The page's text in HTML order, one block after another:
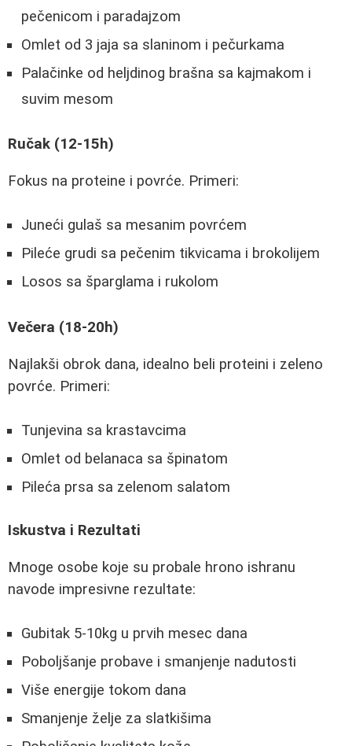
pečenicom i paradajzom
Omlet od 3 jaja sa slaninom i pečurkama
Palačinke od heljdinog brašna sa kajmakom i
suvim mesom
Ručak (12-15h)
Fokus na proteine i povrće. Primeri:
Juneći gulaš sa mesanim povrćem
Pileće grudi sa pečenim tikvicama i brokolijem
Losos sa šparglama i rukolom
Večera (18-20h)
Najlakši obrok dana, idealno beli proteini i zeleno
povrće. Primeri:
Tunjevina sa krastavcima
Omlet od belanaca sa špinatom
Pileća prsa sa zelenom salatom
Iskustva i Rezultati
Mnoge osobe koje su probale hrono ishranu
navode impresivne rezultate:
Gubitak 5-10kg u prvih mesec dana
Poboljšanje probave i smanjenje nadutosti
Više energije tokom dana
Smanjenje želje za slatkišima